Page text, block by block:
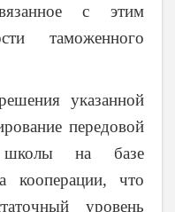
с этим
таможенного
указанной
передовой
школы на базе
кооперации, что
уровень